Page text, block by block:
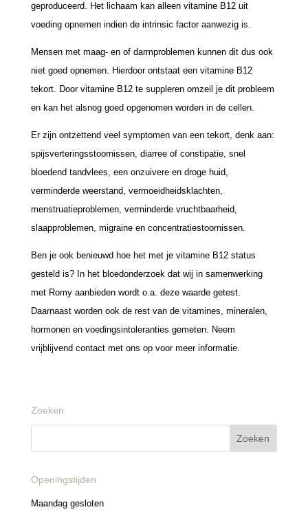
geproduceerd. Het lichaam kan alleen vitamine B12 uit
voeding opnemen indien de intrinsic factor aanwezig is.
Mensen met maag- en of darmproblemen kunnen dit dus ook
niet goed opnemen. Hierdoor ontstaat een vitamine B12
tekort. Door vitamine B12 te suppleren omzeil je dit probleem
en kan het alsnog goed opgenomen worden in de cellen.
Er zijn ontzettend veel symptomen van een tekort, denk aan:
spijsverteringsstoornissen, diarree of constipatie, snel
bloedend tandvlees, een onzuivere en droge huid,
verminderde weerstand, vermoeidheidsklachten,
menstruatieproblemen, verminderde vruchtbaarheid,
slaapproblemen, migraine en concentratiestoornissen.
Ben je ook benieuwd hoe het met je vitamine B12 status
gesteld is? In het bloedonderzoek dat wij in samenwerking
met Romy aanbieden wordt o.a. deze waarde getest.
Daarnaast worden ook de rest van de vitamines, mineralen,
hormonen en voedingsintoleranties gemeten. Neem
vrijblijvend contact met ons op voor meer informatie.
Zoeken
Openingstijden
Maandag gesloten